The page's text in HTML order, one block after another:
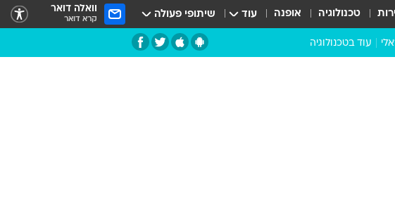
טכנולוגיה אופנה עוד שיתופי פעולה וואלה דואר
קרא דואר
עוד בטכנולוגיה